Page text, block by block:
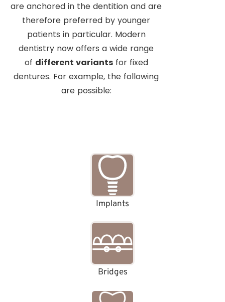
are anchored in the dentition and are
therefore preferred by younger
patients in particular. Modern
dentistry now offers a wide range
of different variantsfor fixed
dentures. For example, the following
are possible:
Implants
Bridges